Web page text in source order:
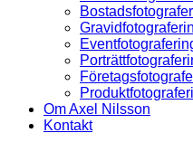
Om Axel Nilsson
Kontakt